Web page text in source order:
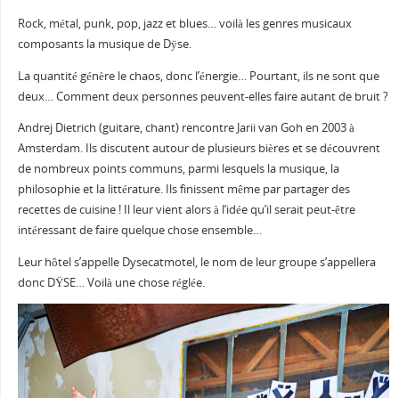
Rock, métal, punk, pop, jazz et blues… voilà les genres musicaux
composants la musique de Dÿse.
La quantité génère le chaos, donc l’énergie… Pourtant, ils ne sont que
deux… Comment deux personnes peuvent-elles faire autant de bruit ?
Andrej Dietrich (guitare, chant) rencontre Jarii van Goh en 2003 à
Amsterdam. Ils discutent autour de plusieurs bières et se découvrent
de nombreux points communs, parmi lesquels la musique, la
philosophie et la littérature. Ils finissent même par partager des
recettes de cuisine ! Il leur vient alors à l’idée qu’il serait peut-être
intéressant de faire quelque chose ensemble…
Leur hôtel s’appelle Dysecatmotel, le nom de leur groupe s’appellera
donc DŸSE… Voilà une chose réglée.